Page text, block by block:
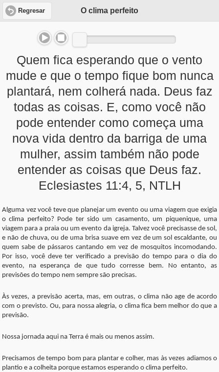
Regresar O clima perfeito
Quem fica esperando que o vento
mude e que o tempo fique bom nunca
plantará, nem colherá nada. Deus faz
todas as coisas. E, como você não
pode entender como começa uma
nova vida dentro da barriga de uma
mulher, assim também não pode
entender as coisas que Deus faz.
Eclesiastes 11:4, 5, NTLH
Alguma vez você teve que planejar um evento ou uma viagem que exigia
o clima perfeito? Pode ter sido um casamento, um piquenique, uma
viagem para a praia ou um evento da igreja. Talvez você precisasse de sol,
e não de chuva, ou de uma brisa suave em vez de um sol escaldante, ou
quem sabe de pássaros cantando em vez de mosquitos incomodando.
Por isso, você deve ter verificado a previsão do tempo para o dia do
evento, na esperança de que tudo corresse bem. No entanto, as
previsões do tempo nem sempre são precisas.
Às vezes, a previsão acerta, mas, em outras, o clima não age de acordo
com o previsto. Ou, para nossa alegria, o clima fica bem melhor do que a
previsão.
Nossa jornada aqui na Terra é mais ou menos assim.
Precisamos de tempo bom para plantar e colher, mas às vezes adiamos o
plantio e a colheita porque estamos esperando o clima perfeito.